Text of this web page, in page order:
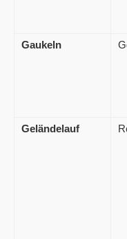
Gaukeln
Geländelauf